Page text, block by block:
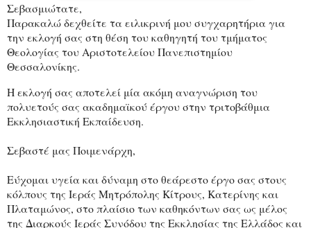
Σεβασμιώτατε,
Παρακαλώ δεχθείτε τα ειλικρινή μου συγχαρητήρια για
την εκλογή σας στη θέση του καθηγητή του τμήματος
Θεολογίας του Αριστοτελείου Πανεπιστημίου
Θεσσαλονίκης.
Η εκλογή σας αποτελεί μία ακόμη αναγνώριση του
πολυετούς σας ακαδημαϊκού έργου στην τριτοβάθμια
Εκκλησιαστική Εκπαίδευση.
Σεβαστέ μας Ποιμενάρχη,
Εύχομαι υγεία και δύναμη στο θεάρεστο έργο σας στους
κόλπους της Ιεράς Μητρόπολης Κίτρους, Κατερίνης και
Πλαταμώνος, στο πλαίσιο των καθηκόντων σας ως μέλος
της Διαρκούς Ιεράς Συνόδου της Εκκλησίας της Ελλάδος και